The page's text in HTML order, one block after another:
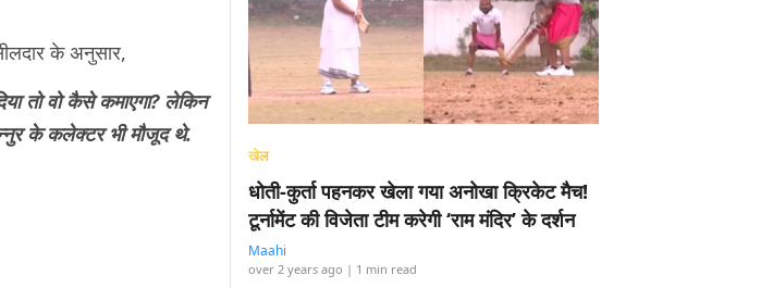
के अनुसार,
तो वो कैसे कमाएगा? लेकिन
के कलेक्टर भी मौजूद थे.
खेल
धोती-कुर्ता पहनकर खेला गया अनोखा क्रिकेट मैच!
टूर्नामेंट की विजेता टीम करेगी ‘राम मंदिर’ के दर्शन
Maahi
over 2 years ago | 1 min read